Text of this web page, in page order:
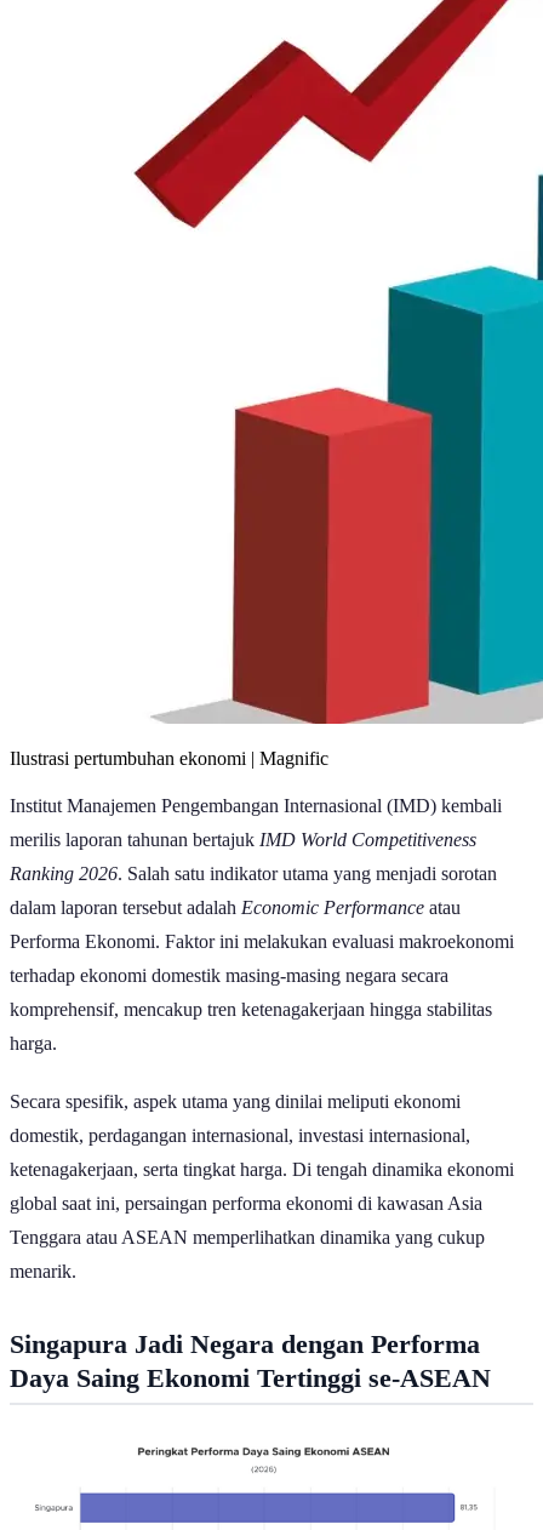
Ilustrasi pertumbuhan ekonomi | Magnific
Institut Manajemen Pengembangan Internasional (IMD) kembali
merilis laporan tahunan bertajuk IMD World Competitiveness
Ranking 2026. Salah satu indikator utama yang menjadi sorotan
dalam laporan tersebut adalah Economic Performance atau
Performa Ekonomi. Faktor ini melakukan evaluasi makroekonomi
terhadap ekonomi domestik masing-masing negara secara
komprehensif, mencakup tren ketenagakerjaan hingga stabilitas
harga.
Secara spesifik, aspek utama yang dinilai meliputi ekonomi
domestik, perdagangan internasional, investasi internasional,
ketenagakerjaan, serta tingkat harga. Di tengah dinamika ekonomi
global saat ini, persaingan performa ekonomi di kawasan Asia
Tenggara atau ASEAN memperlihatkan dinamika yang cukup
menarik.
Singapura Jadi Negara dengan Performa
Daya Saing Ekonomi Tertinggi se-ASEAN